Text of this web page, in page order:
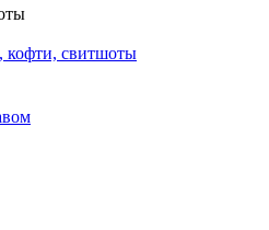
кофти, свитшоты